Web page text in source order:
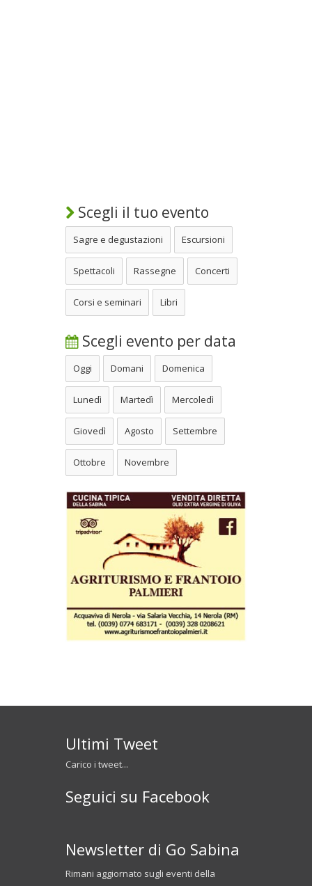
Scegli il tuo evento
Sagre e degustazioni Escursioni
Spettacoli Rassegne Concerti
Corsi e seminari Libri
Scegli evento per data
Oggi Domani Domenica
Lunedì Martedì Mercoledì
Giovedì Agosto Settembre
Ottobre Novembre
Ultimi Tweet
Carico i tweet...
Seguici su Facebook
Newsletter di Go Sabina
Rimani aggiornato sugli eventi della